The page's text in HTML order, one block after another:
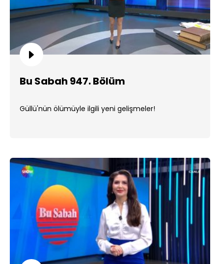
Bu Sabah 947. Bölüm
Güllü'nün ölümüyle ilgili yeni gelişmeler!